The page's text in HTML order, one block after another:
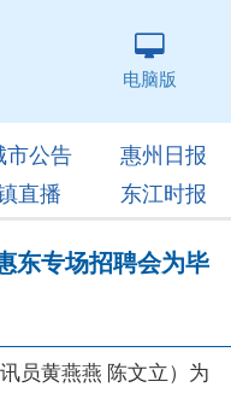
电脑版
市公告
惠州日报
直播 东江时报
东专场招聘会为毕
黄燕燕 陈文立）为